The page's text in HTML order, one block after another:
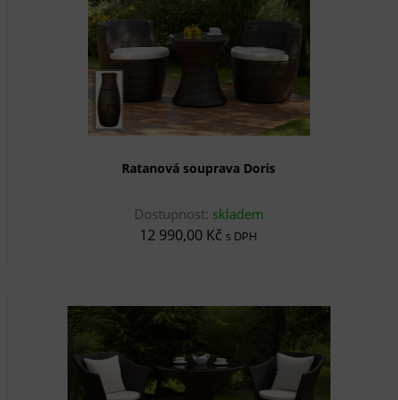
Ratanová souprava Doris
Dostupnost: skladem
12 990,00 Kč s DPH